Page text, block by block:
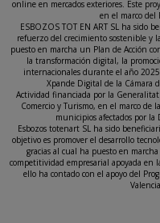
online en mercados exteriores. Este
en el marco del
ESBOZOS TOT EN ART SL ha sido
refuerzo del crecimiento sostenible y
puesto en marcha un Plan de Acción
la transformación digital, la
internacionales durante el año
Xpande Digital de la Cámara
Actividad financiada por la
Comercio y Turismo, en el marco de
municipios afectados por la
Esbozos totenart SL ha sido
objetivo es promover el desarrollo
gracias al cual ha puesto en
competitividad empresarial apoyada
ello ha contado con el apoyo del